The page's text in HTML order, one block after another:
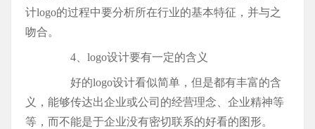
计logo的过程中要分析所在行业的基本特征，并与之
吻合。
4、logo设计要有一定的含义
好的logo设计看似简单，但是都有丰富的含
义，能够传达出企业或公司的经营理念、企业精神等
等，而不能是于企业没有密切联系的好看的图形。